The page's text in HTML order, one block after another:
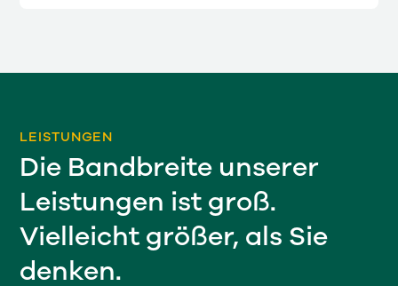
LEISTUNGEN
Die Bandbreite unserer
Leistungen ist groß.
Vielleicht größer, als Sie
denken.